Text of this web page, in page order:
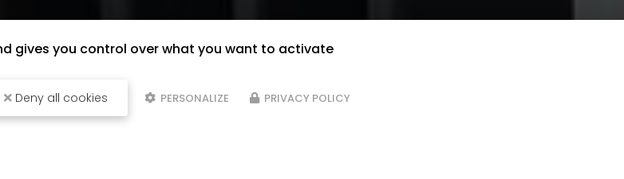
gives you control over what you want to activate
Deny all cookies PERSONALIZE PRIVACY POLICY